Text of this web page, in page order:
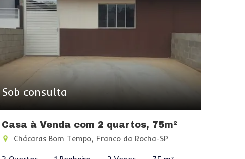
Sob consulta
Casa à Venda com 2 quartos, 75m²
Chácaras Bom Tempo, Franco da Rocha-SP